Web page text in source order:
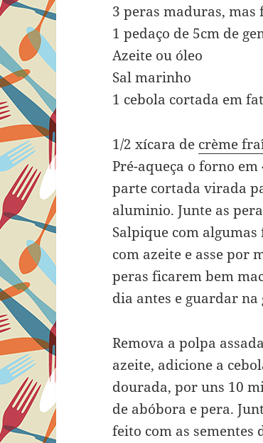
3 peras maduras, mas
1 pedaço de 5cm de
Azeite ou óleo
Sal marinho
1 cebola cortada em
1/2 xícara de crème
Pré-aqueça o forno em
parte cortada virada
aluminio. Junte as
Salpique com
com azeite e asse por
peras ficarem bem
dia antes e guardar na
Remova a polpa
azeite, adicione a
dourada, por uns 10
de abóbora e pera.
feito com as sementes